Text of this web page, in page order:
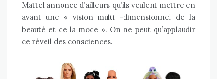
Mattel annonce d’ailleurs qu’ils veulent mettre en
avant une « vision multi -dimensionnel de la
beauté et de la mode ». On ne peut qu’applaudir
ce réveil des consciences.